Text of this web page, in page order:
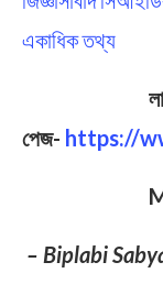
একাধিক তথ্য
পেজ- https://
– Biplabi